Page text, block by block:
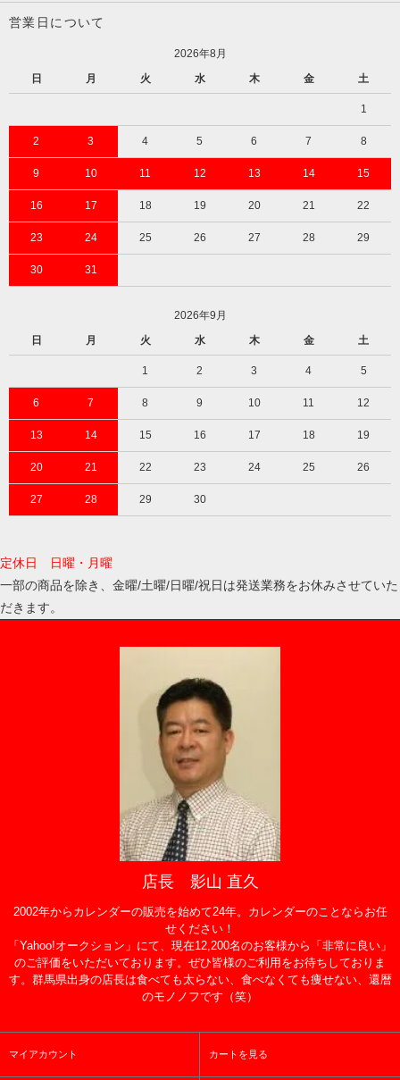
営業日について
2026年8月
日
月 火 水 木 金 土
1
2 3 4 5 6 7 8
9 10 11 12 13 14 15
16 17 18 19 20 21 22
23 24 25 26 27 28 29
30 31
2026年9月
日
月 火 水 木 金 土
1 2 3 4 5
6 7 8 9 10 11 12
13 14 15 16 17 18 19
20 21 22 23 24 25 26
27 28 29 30
定休日 日曜・月曜
一部の商品を除き、金曜/土曜/日曜/祝日は発送業務をお休みさせていた
だきます。
店長 影山 直久
2002年からカレンダーの販売を始めて24年。カレンダーのことならお任
せください！
「Yahoo!オークション」にて、現在12,200名のお客様から「非常に良い」
のご評価をいただいております。ぜひ皆様のご利用をお待ちしておりま
す。群馬県出身の店長は食べても太らない、食べなくても痩せない、還暦
のモノノフです（笑）
マイアカウント カートを見る